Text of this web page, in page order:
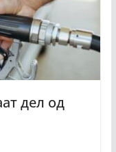
дел од